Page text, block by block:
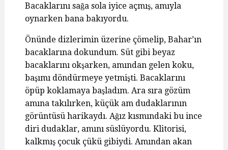
Bacaklarını sağa sola iyice açmış, amıyla
oynarken bana bakıyordu.
Önünde dizlerimin üzerine çömelip, Bahar’ın
bacaklarına dokundum. Süt gibi beyaz
bacaklarını okşarken, amından gelen koku,
başımı döndürmeye yetmişti. Bacaklarını
öpüp koklamaya başladım. Ara sıra gözüm
amına takılırken, küçük am dudaklarının
görüntüsü harikaydı. Ağız kısmındaki bu ince
diri dudaklar, amını süslüyordu. Klitorisi,
kalkmış çocuk çükü gibiydi. Amından akan